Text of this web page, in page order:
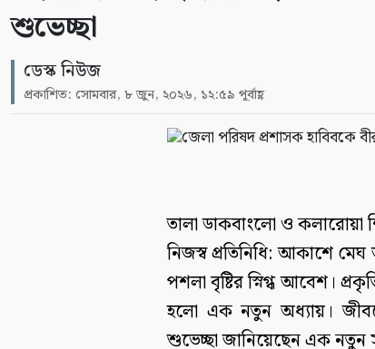
শুভেচ্ছা
ডেস্ক নিউজ
প্রকাশিত: সোমবার, ৮ জুন, ২০২৬, ১২:৫৯ পূর্বাহ্ণ
তালা ডাকবাংলো ও কলারোয়া
নিজস্ব প্রতিনিধি: আকাশে মেঘ
পশলা বৃষ্টির স্নিগ্ধ আবেশ।
হলো এক নতুন অধ্যায়।
শুভেচ্ছা জানিয়েছেন এক নতুন